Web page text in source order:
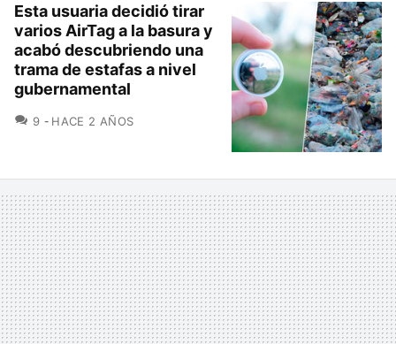
Esta usuaria decidió tirar
varios AirTag a la basura y
acabó descubriendo una
trama de estafas a nivel
gubernamental
9 COMENTARIOS
HACE 2 AÑOS